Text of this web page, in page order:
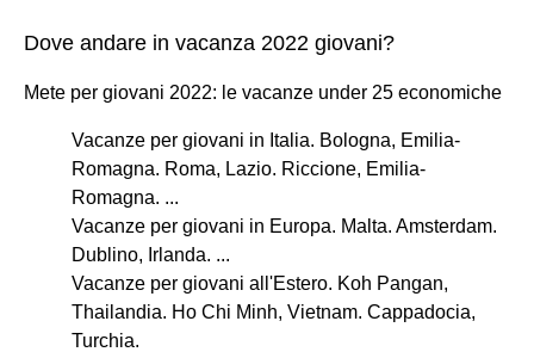
Dove andare in vacanza 2022 giovani?
Mete per giovani 2022: le vacanze under 25 economiche
Vacanze per giovani in Italia. Bologna, Emilia-
Romagna. Roma, Lazio. Riccione, Emilia-
Romagna. ...
Vacanze per giovani in Europa. Malta. Amsterdam.
Dublino, Irlanda. ...
Vacanze per giovani all'Estero. Koh Pangan,
Thailandia. Ho Chi Minh, Vietnam. Cappadocia,
Turchia.